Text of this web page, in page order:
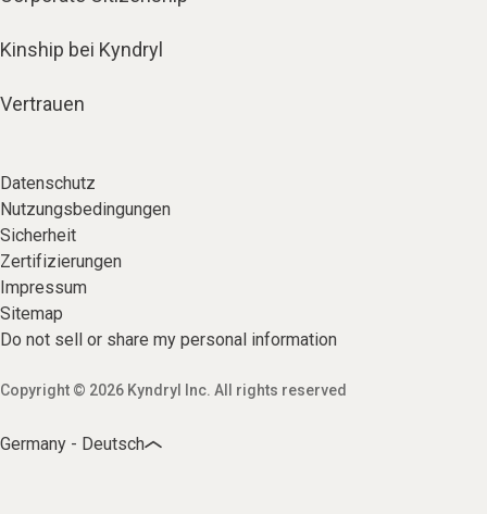
Kinship bei Kyndryl
Vertrauen
Datenschutz
Nutzungsbedingungen
Sicherheit
Zertifizierungen
Impressum
Sitemap
Do not sell or share my personal information
Copyright © 2026 Kyndryl Inc. All rights reserved
Germany - Deutsch